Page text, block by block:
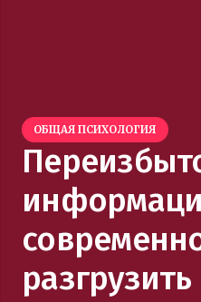
ОБЩАЯ ПСИХОЛОГИЯ